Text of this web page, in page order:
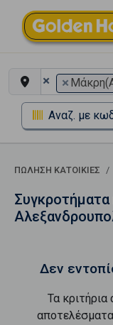
× ×
Αναζ. με
ΠΏΛΗΣΗ ΚΑΤΟΙΚΊΕΣ
Δεν
Τα
αποτελέσματα